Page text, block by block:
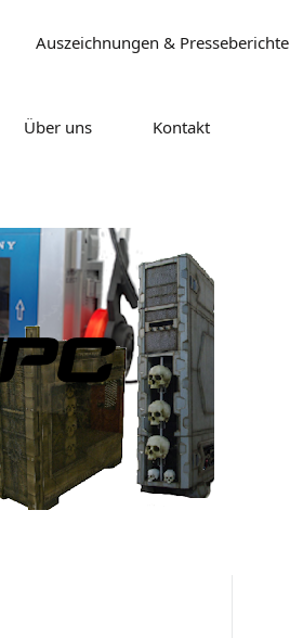
Auszeichnungen & Presseberichte
Über uns Kontakt